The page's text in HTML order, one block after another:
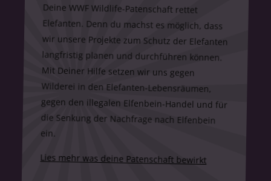
Deine WWF Wildlife-Patenschaft rettet
Elefanten. Denn du machst es möglich, dass
wir unsere Projekte zum Schutz der Elefanten
langfristig planen und durchführen können.
Mit Deiner Hilfe setzen wir uns gegen
Wilderei in den Elefanten-Lebensräumen,
gegen den illegalen Elfenbein-Handel und für
die Senkung der Nachfrage nach Elfenbein
ein.
Lies mehr was deine Patenschaft bewirkt